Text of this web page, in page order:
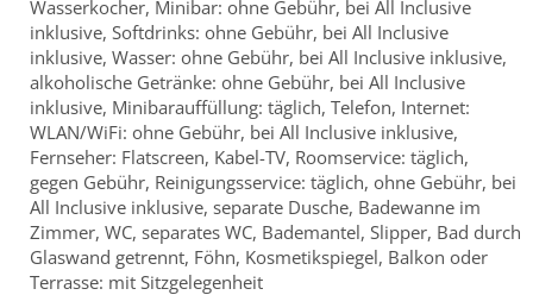
Wasserkocher, Minibar: ohne Gebühr, bei All Inclusive
inklusive, Softdrinks: ohne Gebühr, bei All Inclusive
inklusive, Wasser: ohne Gebühr, bei All Inclusive inklusive,
alkoholische Getränke: ohne Gebühr, bei All Inclusive
inklusive, Minibarauffüllung: täglich, Telefon, Internet:
WLAN/WiFi: ohne Gebühr, bei All Inclusive inklusive,
Fernseher: Flatscreen, Kabel-TV, Roomservice: täglich,
gegen Gebühr, Reinigungsservice: täglich, ohne Gebühr, bei
All Inclusive inklusive, separate Dusche, Badewanne im
Zimmer, WC, separates WC, Bademantel, Slipper, Bad durch
Glaswand getrennt, Föhn, Kosmetikspiegel, Balkon oder
Terrasse: mit Sitzgelegenheit